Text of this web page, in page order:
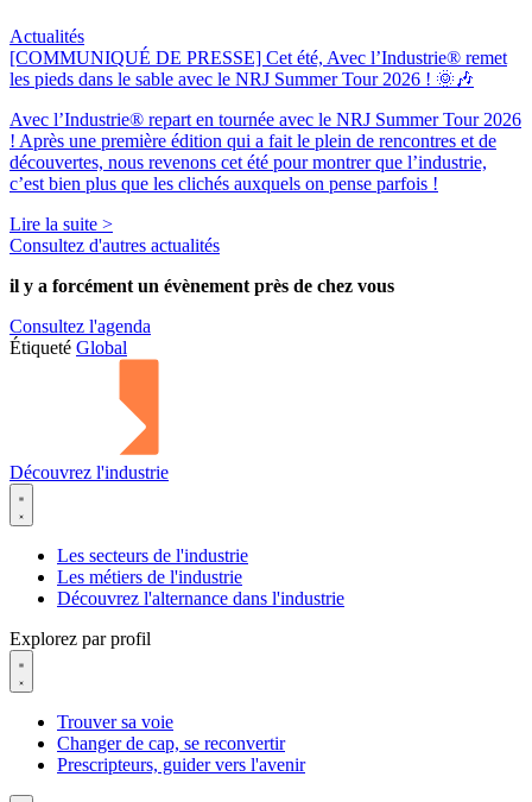
Actualités
[COMMUNIQUÉ DE PRESSE] Cet été, Avec l’Industrie® remet
les pieds dans le sable avec le NRJ Summer Tour 2026 ! 🌞🎶
Avec l’Industrie® repart en tournée avec le NRJ Summer Tour 2026
! Après une première édition qui a fait le plein de rencontres et de
découvertes, nous revenons cet été pour montrer que l’industrie,
c’est bien plus que les clichés auxquels on pense parfois !
Lire la suite >
Consultez d'autres actualités
il y a forcément un évènement près de chez vous
Consultez l'agenda
Étiqueté Global
Découvrez l'industrie
Les secteurs de l'industrie
Les métiers de l'industrie
Découvrez l'alternance dans l'industrie
Explorez par profil
Trouver sa voie
Changer de cap, se reconvertir
Prescripteurs, guider vers l'avenir